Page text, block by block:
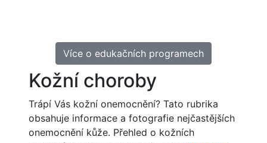
Více o edukačních programech
Kožní choroby
Trápí Vás kožní onemocnění? Tato rubrika
obsahuje informace a fotografie nejčastějších
onemocnění kůže. Přehled o kožních